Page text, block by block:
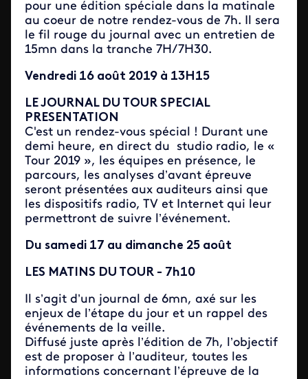
pour une édition spéciale dans la matinale
au coeur de notre rendez-vous de 7h. Il sera
le fil rouge du journal avec un entretien de
15mn dans la tranche 7H/7H30.
Vendredi 16 août 2019 à 13H15
LE JOURNAL DU TOUR SPECIAL
PRESENTATION
C'est un rendez-vous spécial ! Durant une
demi heure, en direct du studio radio, le «
Tour 2019 », les équipes en présence, le
parcours, les analyses d’avant épreuve
seront présentées aux auditeurs ainsi que
les dispositifs radio, TV et Internet qui leur
permettront de suivre l’événement.
Du samedi 17 au dimanche 25 août
LES MATINS DU TOUR - 7h10
Il s’agit d’un journal de 6mn, axé sur les
enjeux de l’étape du jour et un rappel des
événements de la veille.
Diffusé juste après l’édition de 7h, l’objectif
est de proposer à l’auditeur, toutes les
informations concernant l’épreuve de la